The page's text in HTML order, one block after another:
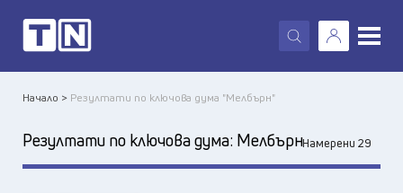
X
Начало > Резултати по ключова дума "Мелбърн"
Резултати по ключова дума: МелбърнНамерени 29